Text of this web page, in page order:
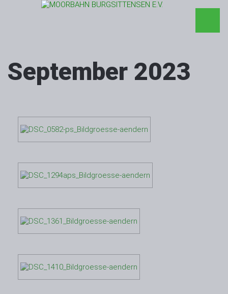
September 2023